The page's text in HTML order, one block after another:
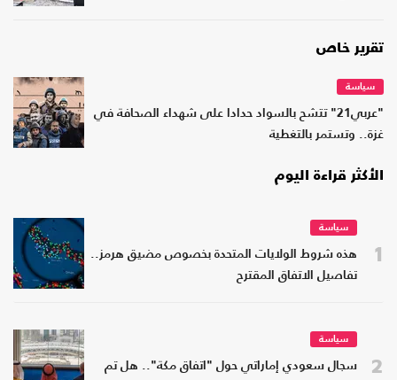
تقرير خاص
سياسة
"عربي21" تتشح بالسواد حدادا على شهداء الصحافة في
غزة.. وتستمر بالتغطية
الأكثر قراءة اليوم
1
سياسة
هذه شروط الولايات المتحدة بخصوص مضيق هرمز..
تفاصيل الاتفاق المقترح
2
سياسة
سجال سعودي إماراتي حول "اتفاق مكة".. هل تم